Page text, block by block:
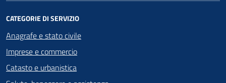
CATEGORIE DI SERVIZIO
Anagrafe e stato civile
Imprese e commercio
Catasto e urbanistica